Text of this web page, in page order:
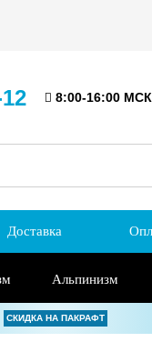
8:00-16:00 МСК
Доставка
Альпинизм
СКИДКА НА ПАКРАФТ